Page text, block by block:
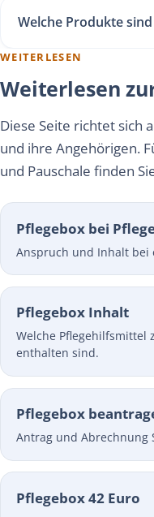
Welche Produkte
WEITERLESEN
Weiterlesen
Diese Seite richtet sich
und ihre Angehörigen.
und Pauschale finden
Pflegebox bei
Anspruch und Inhalt bei
Pflegebox Inhalt
Welche Pflegehilfsmittel
enthalten sind.
Pflegebox
Antrag und
Pflegebox 42 Euro